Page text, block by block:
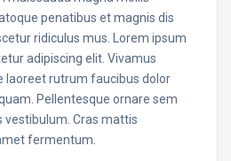
penatibus et magnis dis
ridiculus mus. Lorem ipsum
adipiscing elit. Vivamus
laoreet rutrum faucibus dolor
Pellentesque ornare sem
vestibulum. Cras mattis
fermentum.